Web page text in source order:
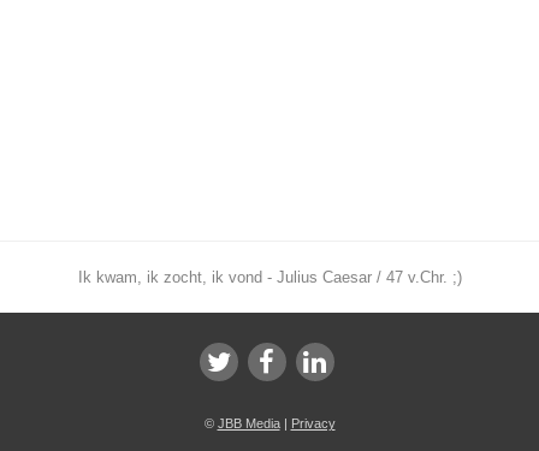
Ik kwam, ik zocht, ik vond - Julius Caesar / 47 v.Chr. ;)
© JBB Media| Privacy